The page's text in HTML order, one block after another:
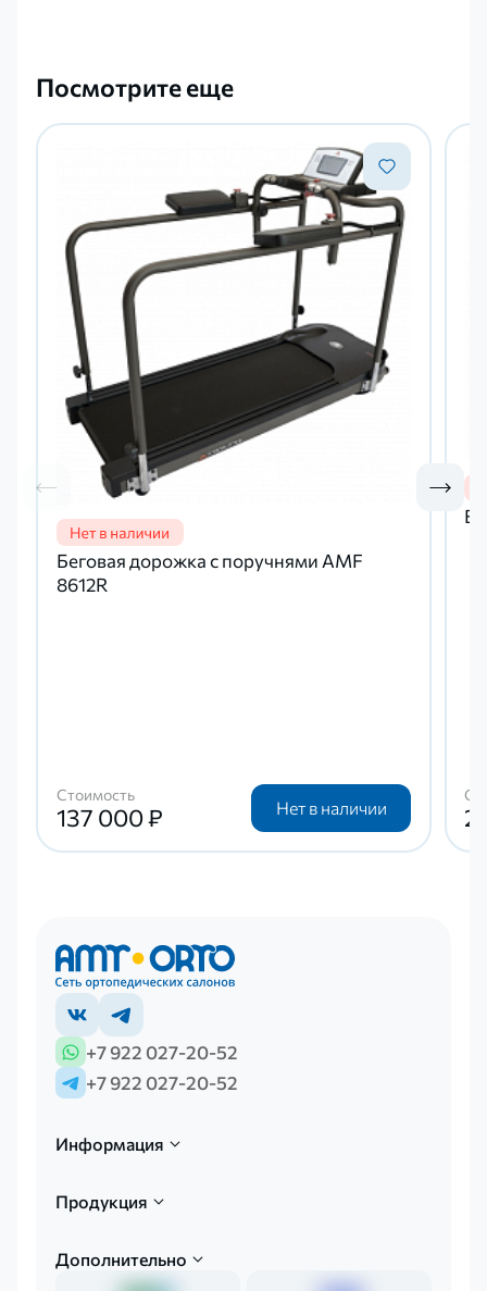
Посмотрите еще
Беговая дорожка с поручнями AMF
8612R
Стоимость
137 000 ₽ Нет в наличии
+7 922 027-20-52
+7 922 027-20-52
Информация
Продукция
Дополнительно